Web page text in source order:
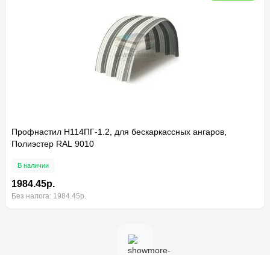
Профнастил H114ПГ-1.2, для бескаркассных ангаров,
Полиэстер RAL 9010
В наличии
1984.45р.
Без налога: 1984.45р.